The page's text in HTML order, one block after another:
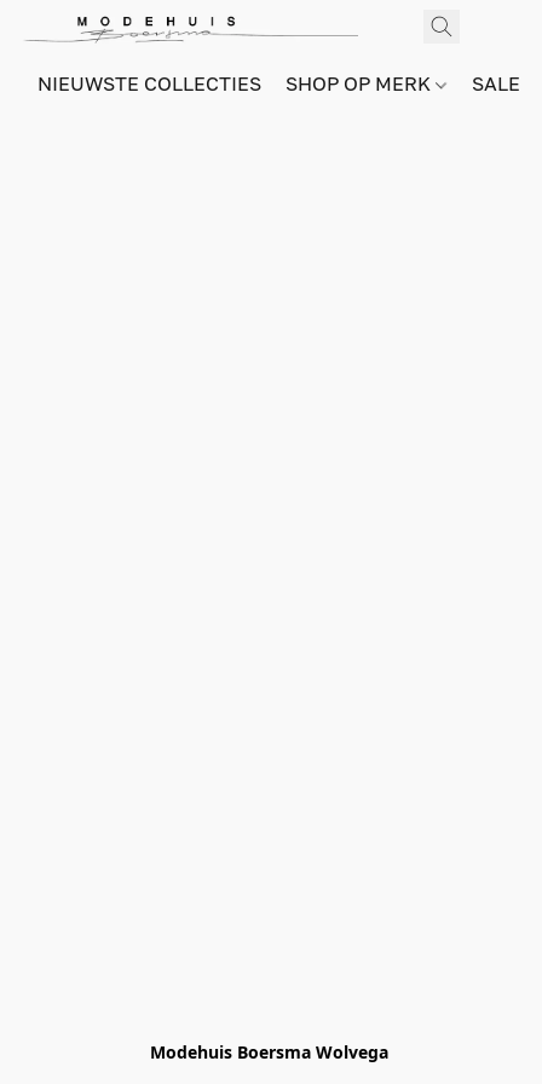
NIEUWSTE COLLECTIES SHOP OP MERK SALE
Modehuis Boersma Wolvega